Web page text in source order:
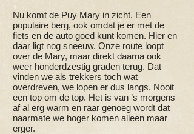
Nu komt de Puy Mary in zicht. Een
populaire berg, ook omdat je er met de
fiets en de auto goed kunt komen. Hier en
daar ligt nog sneeuw. Onze route loopt
over de Mary, maar direkt daarna ook
weer honderdzestig graden terug. Dat
vinden we als trekkers toch wat
overdreven, we lopen er dus langs. Nooit
een top om de top. Het is van ’s morgens
af al erg warm en raar genoeg wordt dat
naarmate we hoger komen alleen maar
erger.